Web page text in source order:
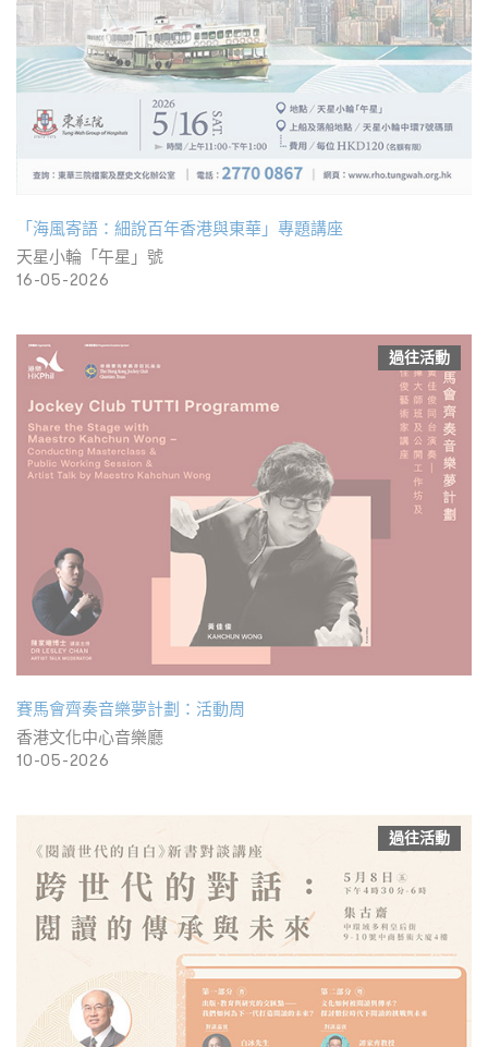
「海風寄語：細說百年香港與東華」專題講座
天星小輪「午星」號
16-05-2026
過往活動
賽馬會齊奏音樂夢計劃：活動周
香港文化中心音樂廳
10-05-2026
過往活動